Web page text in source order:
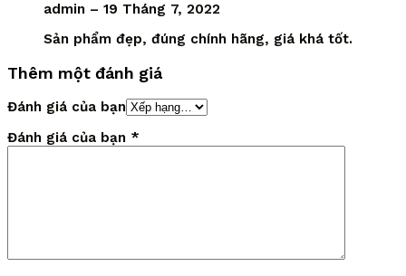
admin – 19 Tháng 7, 2022
Sản phẩm đẹp, đúng chính hãng, giá khá tốt.
Thêm một đánh giá
Đánh giá của bạn
Đánh giá của bạn *